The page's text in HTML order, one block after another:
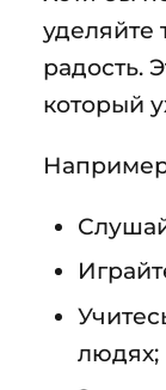
уделяйте
радость.
который
людях;